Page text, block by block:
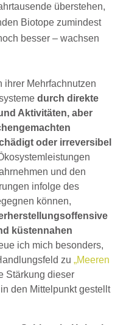
überstehen,
Biotope zumindest
besser – wachsen
ihrer Mehrfachnutzen
durch direkte
Aktivitäten, aber
oder irreversibel
und den
infolge des
können,
küstennahen
ich mich besonders,
zu „Meeren
Stärkung dieser
den Mittelpunkt gestellt